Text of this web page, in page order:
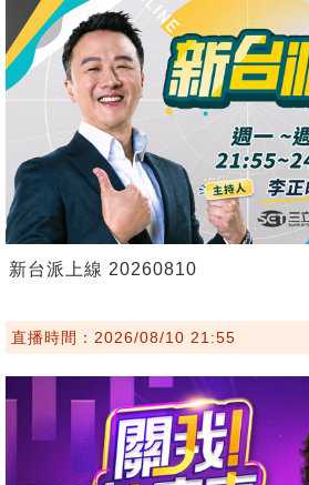
新台派上線 20260810
直播時間：2026/08/10 21:55